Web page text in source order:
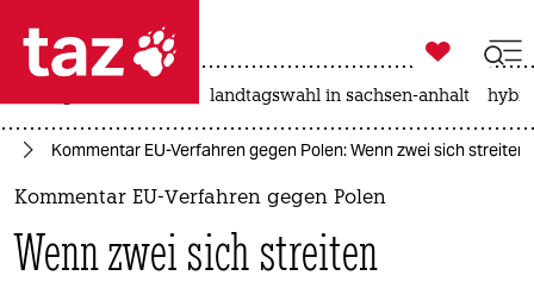
 taz zahl ich
taz zahl ich
politik

taz zahl ich
landtagswahl in sachsen-anhalt
Kommentar EU-Verfahren gegen Polen: Wenn zwei sich streiten
Kommentar EU-Verfahren gegen Polen
Wenn zwei sich streiten